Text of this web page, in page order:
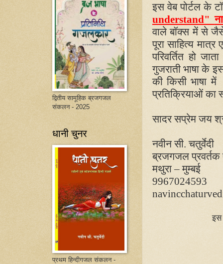
इस वेब पोर्टल के
understand"
वाले बॉक्स में से
पूरा साहित्य
परिवर्तित हो
गुजराती भाषा के
की किसी भाषा में
प्रतिक्रियाओं का
सादर सप्रेम जय
नवीन सी. चतुर्वेदी
ब्रजगजल प्रवर्तक
मथुरा – मुम्बई
9967024593
इस
द्वितीय सामूहिक ब्रजगजल
संकलन - 2025
धानी चुनर
प्रथम हिन्दीगजल संकलन -